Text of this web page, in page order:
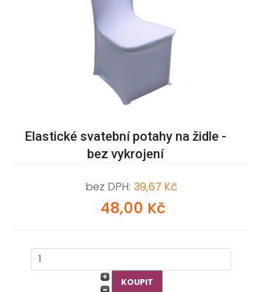
Elastické svatební potahy na židle -
bez vykrojení
bez DPH: 39,67 Kč
48,00 Kč